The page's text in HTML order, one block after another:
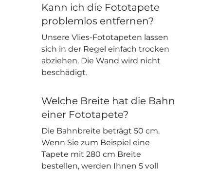
Kann ich die Fototapete
problemlos entfernen?
Unsere Vlies-Fototapeten lassen
sich in der Regel einfach trocken
abziehen. Die Wand wird nicht
beschädigt.
Welche Breite hat die Bahn
einer Fototapete?
Die Bahnbreite beträgt 50 cm.
Wenn Sie zum Beispiel eine
Tapete mit 280 cm Breite
bestellen, werden Ihnen 5 voll